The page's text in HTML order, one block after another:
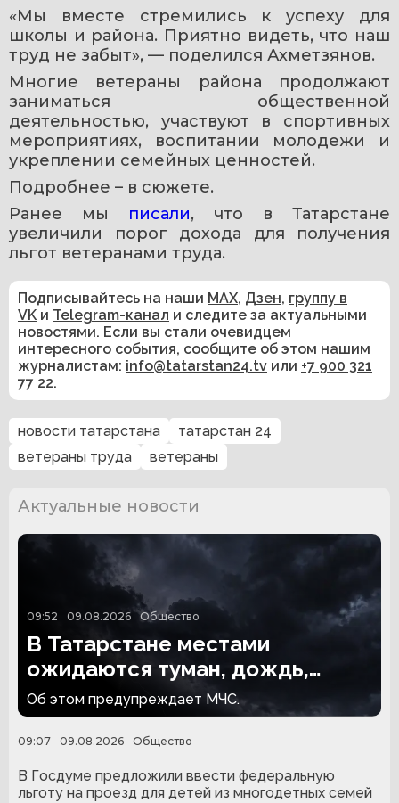
«Мы вместе стремились к успеху для
школы и района. Приятно видеть, что наш
труд не забыт», — поделился Ахметзянов.
Многие ветераны района продолжают
заниматься общественной
деятельностью, участвуют в спортивных
мероприятиях, воспитании молодежи и
укреплении семейных ценностей.
Подробнее – в сюжете.
Ранее мы писали, что в Татарстане
увеличили порог дохода для получения
льгот ветеранами труда.
Подписывайтесь на наши MAX, Дзен, группу в
VK и Telegram-канал и следите за актуальными
новостями. Если вы стали очевидцем
интересного события, сообщите об этом нашим
журналистам: info@tatarstan24.tv или +7 900 321
77 22.
новости татарстана
татарстан 24
ветераны труда
ветераны
Актуальные новости
09:52 09.08.2026 Общество
В Татарстане местами
ожидаются туман, дождь,
гроза и сильный ветер
Об этом предупреждает МЧС.
09:07 09.08.2026 Общество
В Госдуме предложили ввести федеральную
льготу на проезд для детей из многодетных семей